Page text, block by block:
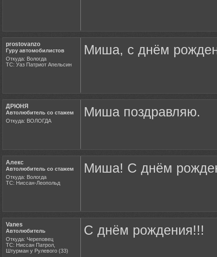
prostovanzo
Гуру автомобилистов
Откуда: Вологда
ТС: Уаз Патриот Апельсин
Миша, с днём
ДРЮНЯ
Автолюбитель со стажем
Откуда: ВОЛОГДА
Миша поздравляю.
Алекс
Автолюбитель со стажем
Откуда: Вологда
ТС: Ниссан-Леопольд
Миша! С днём
Vanes
Автолюбитель
Откуда: Череповец
ТС: Ниссан Патрол,
Штурман у Рулевого (33)
С днём рождения!!!